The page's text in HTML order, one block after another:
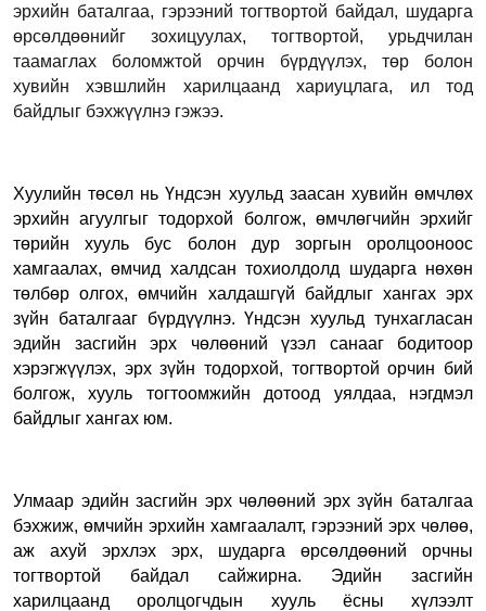
эрхийн баталгаа, гэрээний тогтвортой байдал, шударга
өрсөлдөөнийг зохицуулах, тогтвортой, урьдчилан
таамаглах боломжтой орчин бүрдүүлэх, төр болон
хувийн хэвшлийн харилцаанд хариуцлага, ил тод
байдлыг бэхжүүлнэ гэжээ.
Хуулийн төсөл нь Үндсэн хуульд заасан хувийн өмчлөх
эрхийн агуулгыг тодорхой болгож, өмчлөгчийн эрхийг
төрийн хууль бус болон дур зоргын оролцооноос
хамгаалах, өмчид халдсан тохиолдолд шударга нөхөн
төлбөр олгох, өмчийн халдашгүй байдлыг хангах эрх
зүйн баталгааг бүрдүүлнэ. Үндсэн хуульд тунхагласан
эдийн засгийн эрх чөлөөний үзэл санааг бодитоор
хэрэгжүүлэх, эрх зүйн тодорхой, тогтвортой орчин бий
болгож, хууль тогтоомжийн дотоод уялдаа, нэгдмэл
байдлыг хангах юм.
Улмаар эдийн засгийн эрх чөлөөний эрх зүйн баталгаа
бэхжиж, өмчийн эрхийн хамгаалалт, гэрээний эрх чөлөө,
аж ахуй эрхлэх эрх, шударга өрсөлдөөний орчны
тогтвортой байдал сайжирна. Эдийн засгийн
харилцаанд оролцогчдын хууль ёсны хүлээлт